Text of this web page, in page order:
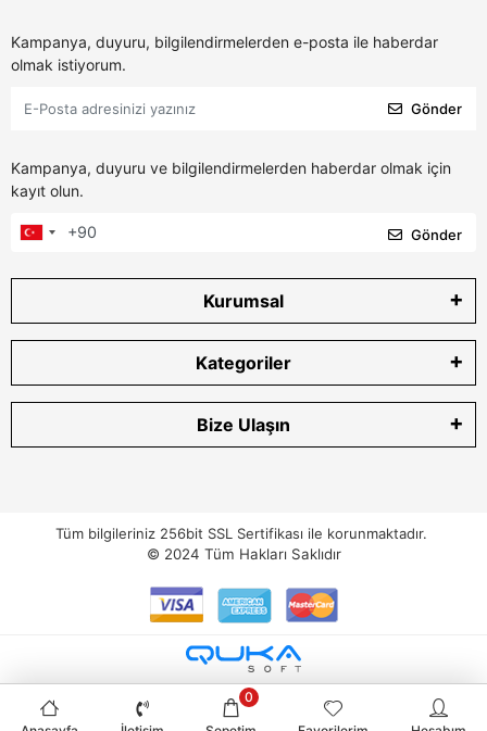
Kampanya, duyuru, bilgilendirmelerden e-posta ile haberdar
olmak istiyorum.
Gönder
Kampanya, duyuru ve bilgilendirmelerden haberdar olmak için
kayıt olun.
Gönder
Kurumsal
Kategoriler
Bize Ulaşın
Tüm bilgileriniz 256bit SSL Sertifikası ile korunmaktadır.
© 2024 Tüm Hakları Saklıdır
0